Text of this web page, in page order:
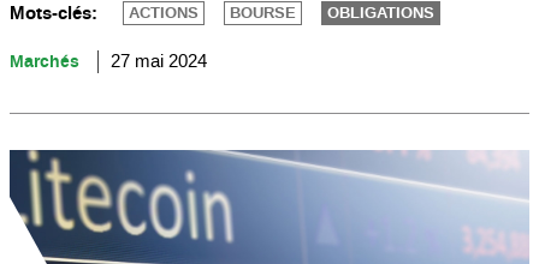
Mots-clés:
ACTIONS BOURSE OBLIGATIONS
Marchés 27 mai 2024